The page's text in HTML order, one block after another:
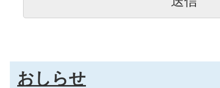
おしらせ